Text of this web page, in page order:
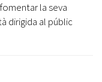
la seva
dirigida al públic